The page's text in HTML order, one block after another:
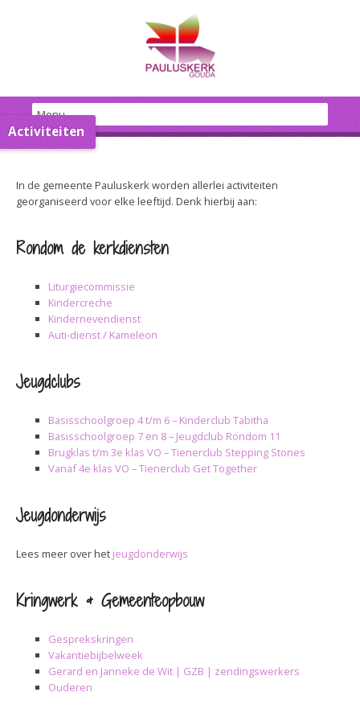
Activiteiten
In de gemeente Pauluskerk worden allerlei activiteiten
georganiseerd voor elke leeftijd. Denk hierbij aan:
Rondom de kerkdiensten
Liturgiecommissie
Kindercreche
Kindernevendienst
Auti-dienst / Kameleon
Jeugdclubs
Basisschoolgroep 4 t/m 6 – Kinderclub Tabitha
Basisschoolgroep 7 en 8 – Jeugdclub Rondom 11
Brugklas t/m 3e klas VO – Tienerclub Stepping Stones
Vanaf 4e klas VO – Tienerclub Get Together
Jeugdonderwijs
Lees meer over het jeugdonderwijs
Kringwerk & Gemeenteopbouw
Gesprekskringen
Vakantiebijbelweek
Gerard en Janneke de Wit | GZB | zendingswerkers
Ouderen